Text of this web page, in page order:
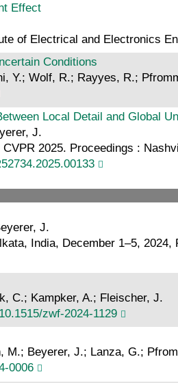
Effect
of Electrical and Electronics
Conditions
Y.; Wolf, R.; Rayyes, R.;
Local Detail and Global
J.
2025. Proceedings :
J.
India, December 1–5,
C.; Kampker, A.; Fleischer, J.
zwf-2024-1129
Beyerer, J.; Lanza, G.;
0006